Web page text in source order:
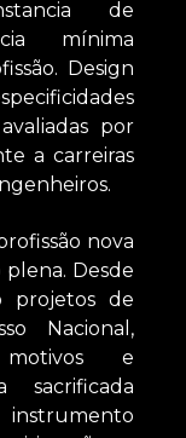
de
mínima
Design
por
a carreiras
nova
Desde
projetos de
Nacional,
e
sacrificada